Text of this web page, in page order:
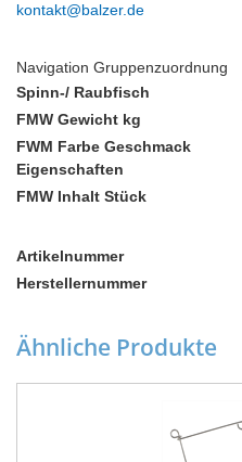
kontakt@balzer.de
Navigation Gruppenzuordnung
Spinn-/ Raubfisch
FMW Gewicht kg
FWM Farbe Geschmack
Eigenschaften
FMW Inhalt Stück
Artikelnummer
Herstellernummer
Ähnliche Produkte